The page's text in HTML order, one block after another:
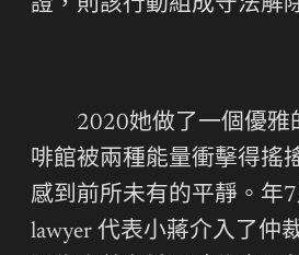
證，則該行動組成守法解
2020她做了一個優雅
啡館被兩種能量衝擊得搖
感到前所未有的平靜。年
lawyer 代表小蔣介入了仲